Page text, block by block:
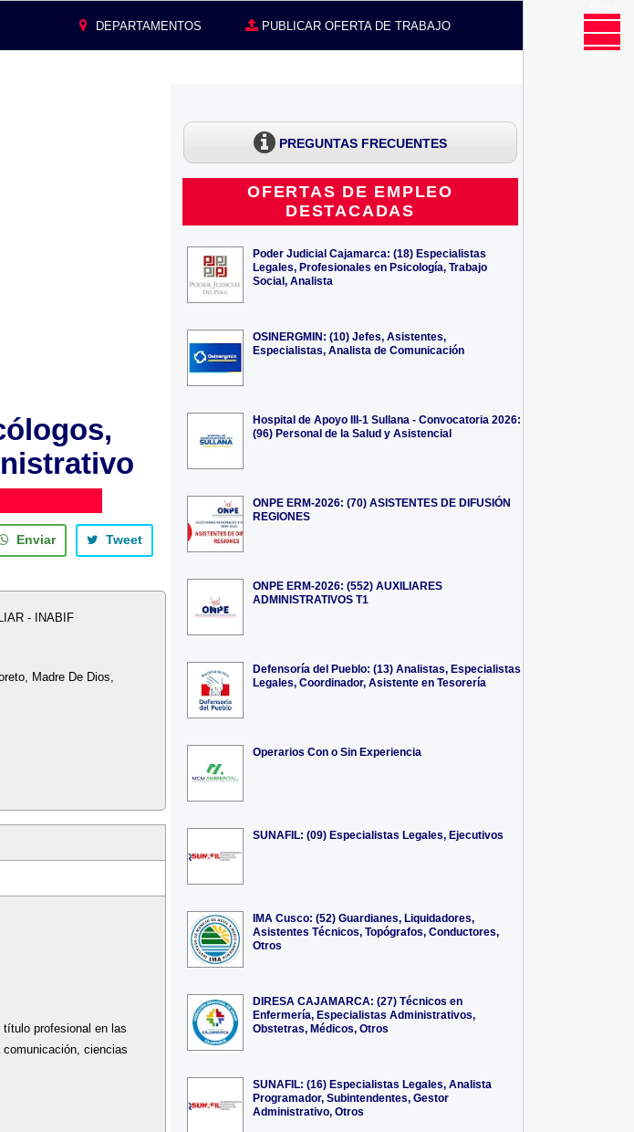
DEPARTAMENTOS PUBLICAR OFERTA DE TRABAJO
Enviar Tweet
- INABIF
Madre De Dios,
profesional en las
ciencias
PREGUNTAS FRECUENTES
OFERTAS DE EMPLEO
DESTACADAS
Poder Judicial Cajamarca: (18) Especialistas
Legales, Profesionales en Psicología, Trabajo
Social, Analista
OSINERGMIN: (10) Jefes, Asistentes,
Especialistas, Analista de Comunicación
Hospital de Apoyo III-1 Sullana - Convocatoria 2026:
(96) Personal de la Salud y Asistencial
ONPE ERM-2026: (70) ASISTENTES DE DIFUSIÓN
REGIONES
ONPE ERM-2026: (552) AUXILIARES
ADMINISTRATIVOS T1
Defensoría del Pueblo: (13) Analistas, Especialistas
Legales, Coordinador, Asistente en Tesorería
Operarios Con o Sin Experiencia
SUNAFIL: (09) Especialistas Legales, Ejecutivos
IMA Cusco: (52) Guardianes, Liquidadores,
Asistentes Técnicos, Topógrafos, Conductores,
Otros
DIRESA CAJAMARCA: (27) Técnicos en
Enfermería, Especialistas Administrativos,
Obstetras, Médicos, Otros
SUNAFIL: (16) Especialistas Legales, Analista
Programador, Subintendentes, Gestor
Administrativo, Otros